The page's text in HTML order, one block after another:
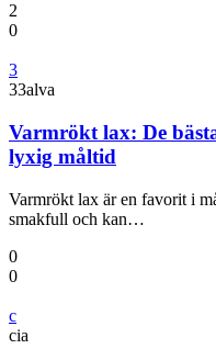
2
0
3
33alva
Varmrökt lax: De
lyxig måltid
Varmrökt lax är en favorit i
smakfull och kan…
0
0
c
cia